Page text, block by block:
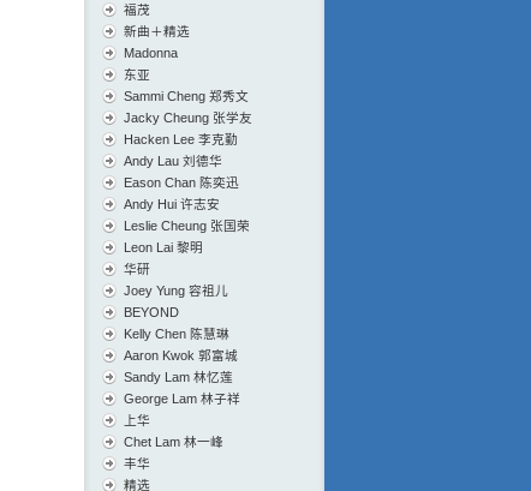
福茂
新曲＋精选
Madonna
东亚
Sammi Cheng 郑秀文
Jacky Cheung 张学友
Hacken Lee 李克勤
Andy Lau 刘德华
Eason Chan 陈奕迅
Andy Hui 许志安
Leslie Cheung 张国荣
Leon Lai 黎明
华研
Joey Yung 容祖儿
BEYOND
Kelly Chen 陈慧琳
Aaron Kwok 郭富城
Sandy Lam 林忆莲
George Lam 林子祥
上华
Chet Lam 林一峰
丰华
精选